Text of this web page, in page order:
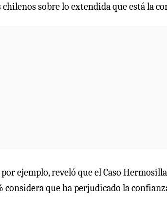
sobre lo extendida que está la
por ejemplo, reveló que el Caso
que ha perjudicado la